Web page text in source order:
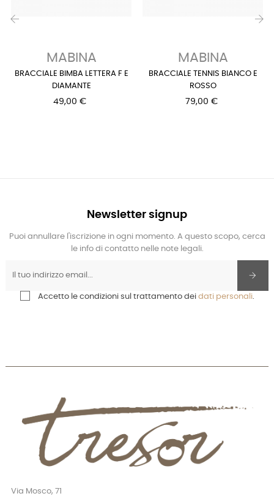
MABINA
BRACCIALE BIMBA LETTERA F E
DIAMANTE
49,00 €
MABINA
BRACCIALE TENNIS BIANCO E
ROSSO
79,00 €
Newsletter signup
Puoi annullare l'iscrizione in ogni momento. A questo scopo, cerca
le info di contatto nelle note legali.
Accetto le condizioni sul trattamento dei dati personali.
Via Mosco, 71